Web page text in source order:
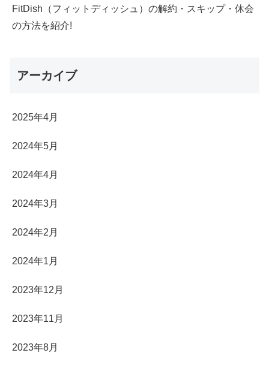
FitDish（フィットディッシュ）の解約・スキップ・休会
の方法を紹介!
アーカイブ
2025年4月
2024年5月
2024年4月
2024年3月
2024年2月
2024年1月
2023年12月
2023年11月
2023年8月